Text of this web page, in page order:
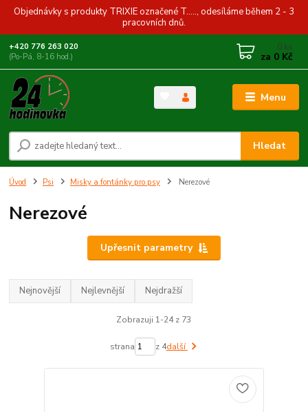
Objednávky s produkty TRIXIE označené T....., odesíláme během 2 - 3
pracovních dnů.
Menu
Hledat
+420 776 263 020
(Po-Pá, 8-16 hod.)
0 ks
za 0 Kč
Úvod Psi Misky a fontánky pro psy Nerezové
Nerezové
Upřesnit parametry
Nejnovější Nejlevnější Nejdražší
Zobrazuji 1-24 z 73
strana z 4další